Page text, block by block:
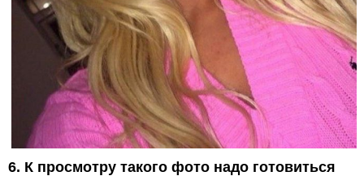
6. К просмотру такого фото надо готовиться